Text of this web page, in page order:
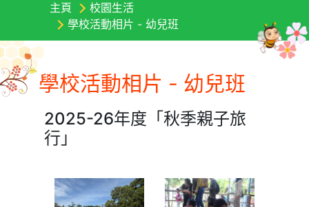
主頁
校園生活
學校活動相片 - 幼兒班
學校活動相片 - 幼兒班
2025-26年度「秋季親子旅
行」